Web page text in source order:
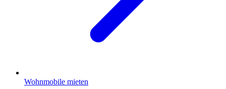
Wohnmobile mieten